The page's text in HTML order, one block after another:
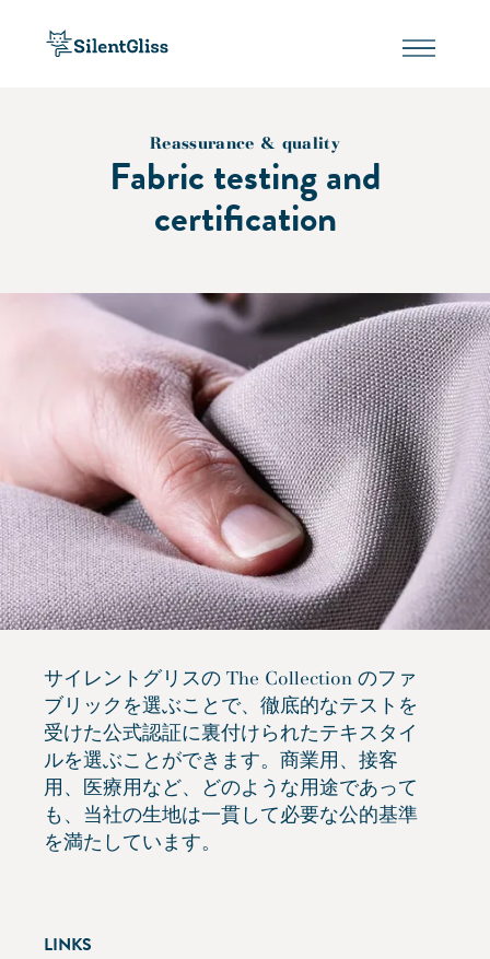
Reassurance & quality
Fabric testing and
certification
サイレントグリスの The Collection のファ
ブリックを選ぶことで、徹底的なテストを
受けた公式認証に裏付けられたテキスタイ
ルを選ぶことができます。商業用、接客
用、医療用など、どのような用途であって
も、当社の生地は一貫して必要な公的基準
を満たしています。
LINKS